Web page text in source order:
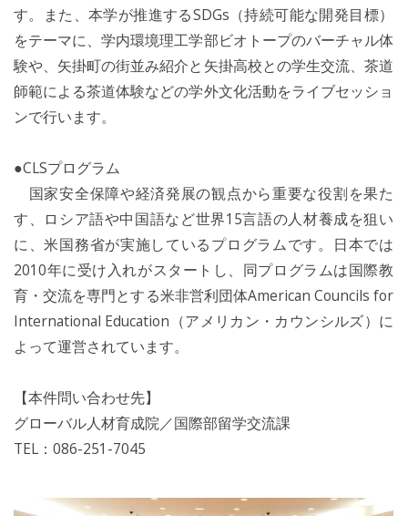
す。また、本学が推進するSDGs（持続可能な開発目標）
をテーマに、学内環境理工学部ビオトープのバーチャル体
験や、矢掛町の街並み紹介と矢掛高校との学生交流、茶道
師範による茶道体験などの学外文化活動をライブセッショ
ンで行います。
●CLSプログラム
国家安全保障や経済発展の観点から重要な役割を果た
す、ロシア語や中国語など世界15言語の人材養成を狙い
に、米国務省が実施しているプログラムです。日本では
2010年に受け入れがスタートし、同プログラムは国際教
育・交流を専門とする米非営利団体American Councils for
International Education（アメリカン・カウンシルズ）に
よって運営されています。
【本件問い合わせ先】
グローバル人材育成院／国際部留学交流課
TEL：086-251-7045